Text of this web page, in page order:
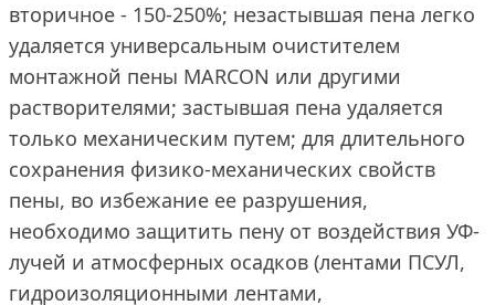
вторичное - 150-250%; незастывшая пена легко
удаляется универсальным очистителем
монтажной пены MARCON или другими
растворителями; застывшая пена удаляется
только механическим путем; для длительного
сохранения физико-механических свойств
пены, во избежание ее разрушения,
необходимо защитить пену от воздействия УФ-
лучей и атмосферных осадков (лентами ПСУЛ,
гидроизоляционными лентами,